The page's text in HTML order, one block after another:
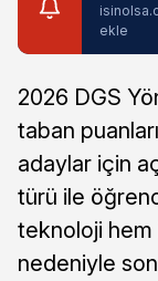
ekle
2026 DGS
taban
adaylar için
türü ile
teknoloji hem
nedeniyle